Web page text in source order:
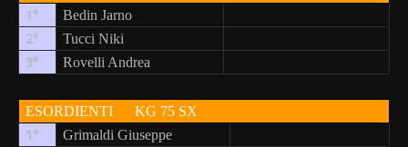
1° Bedin Jarno
2° Tucci Niki
3° Rovelli Andrea
ESORDIENTI KG 75 SX
1° Grimaldi Giuseppe